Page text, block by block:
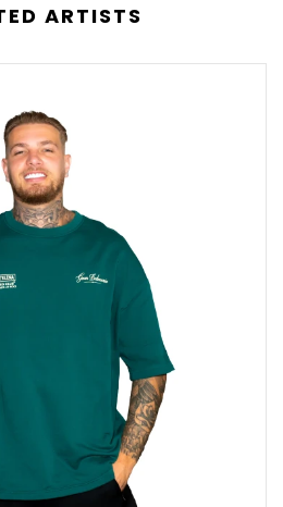
ARTISTS